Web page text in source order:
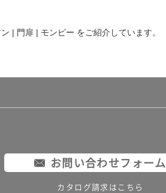
| 門扉 | モンピー をご紹介しています。
お問い合わせフォーム
カタログ請求はこちら